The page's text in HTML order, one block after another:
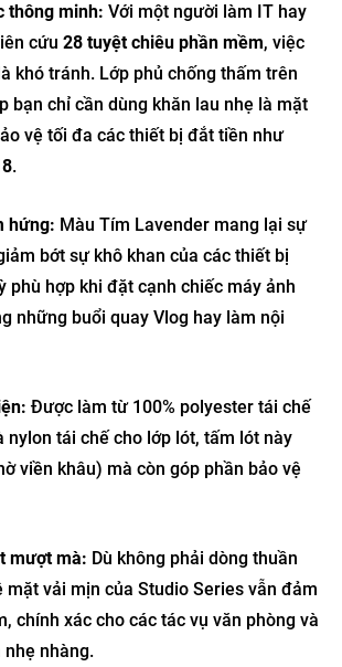
thông minh: Với một người làm IT hay
cứu 28 tuyệt chiêu phần mềm, việc
khó tránh. Lớp phủ chống thấm trên
bạn chỉ cần dùng khăn lau nhẹ là mặt
vệ tối đa các thiết bị đắt tiền như
.
hứng: Màu Tím Lavender mang lại sự
bớt sự khô khan của các thiết bị
phù hợp khi đặt cạnh chiếc máy ảnh
những buổi quay Vlog hay làm nội
Được làm từ 100% polyester tái chế
nylon tái chế cho lớp lót, tấm lót này
viền khâu) mà còn góp phần bảo vệ
mượt mà: Dù không phải dòng thuần
mặt vải mịn của Studio Series vẫn đảm
chính xác cho các tác vụ văn phòng và
nhàng.